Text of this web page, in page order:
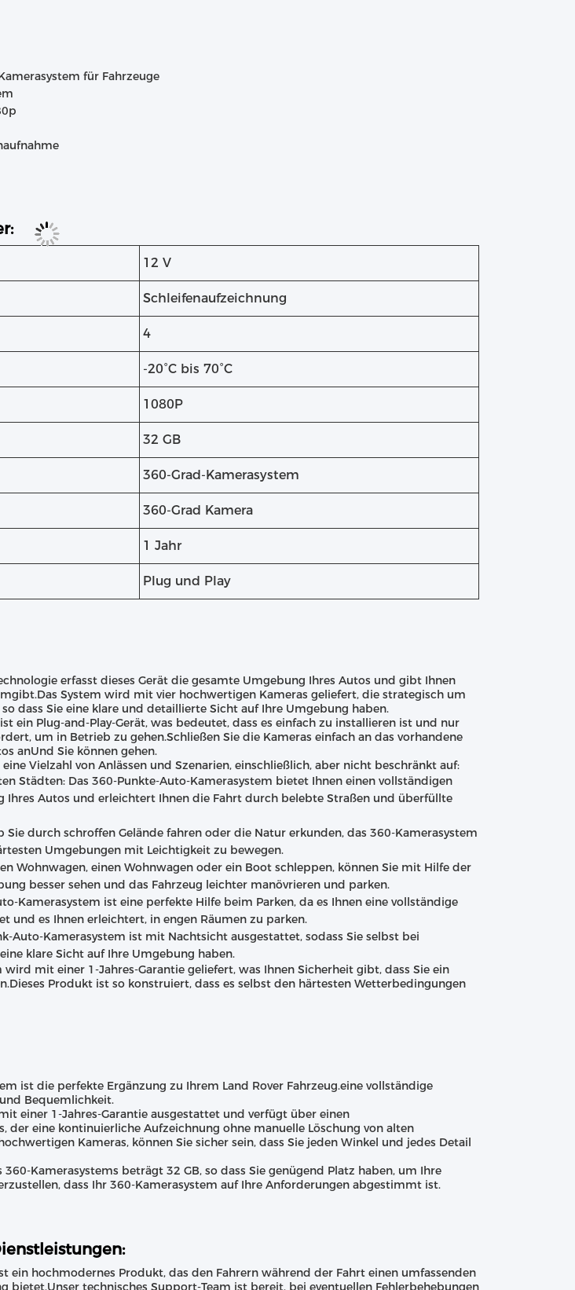
für Fahrzeuge
12 V
Schleifenaufzeichnung
4
-20°C bis 70°C
1080P
32 GB
360-Grad-Kamerasystem
360-Grad Kamera
1 Jahr
Plug und Play
erfasst dieses Gerät die gesamte Umgebung Ihres Autos und gibt Ihnen
System wird mit vier hochwertigen Kameras geliefert, die strategisch um
dass Sie eine klare und detaillierte Sicht auf Ihre Umgebung haben.
ein Plug-and-Play-Gerät, was bedeutet, dass es einfach zu installieren ist und nur
um in Betrieb zu gehen.Schließen Sie die Kameras einfach an das vorhandene
anUnd Sie können gehen.
Vielzahl von Anlässen und Szenarien, einschließlich, aber nicht beschränkt auf:
Städten: Das 360-Punkte-Auto-Kamerasystem bietet Ihnen einen vollständigen
Ihres Autos und erleichtert Ihnen die Fahrt durch belebte Straßen und überfüllte
Sie durch schroffen Gelände fahren oder die Natur erkunden, das 360-Kamerasystem
Umgebungen mit Leichtigkeit zu bewegen.
Wohnwagen, einen Wohnwagen oder ein Boot schleppen, können Sie mit Hilfe der
besser sehen und das Fahrzeug leichter manövrieren und parken.
Kamerasystem ist eine perfekte Hilfe beim Parken, da es Ihnen eine vollständige
und es Ihnen erleichtert, in engen Räumen zu parken.
Auto-Kamerasystem ist mit Nachtsicht ausgestattet, sodass Sie selbst bei
klare Sicht auf Ihre Umgebung haben.
wird mit einer 1-Jahres-Garantie geliefert, was Ihnen Sicherheit gibt, dass Sie ein
Produkt ist so konstruiert, dass es selbst den härtesten Wetterbedingungen
ist die perfekte Ergänzung zu Ihrem Land Rover Fahrzeug.eine vollständige
Bequemlichkeit.
einer 1-Jahres-Garantie ausgestattet und verfügt über einen
der eine kontinuierliche Aufzeichnung ohne manuelle Löschung von alten
Kameras, können Sie sicher sein, dass Sie jeden Winkel und jedes Detail
Kamerasystems beträgt 32 GB, so dass Sie genügend Platz haben, um Ihre
dass Ihr 360-Kamerasystem auf Ihre Anforderungen abgestimmt ist.
ein hochmodernes Produkt, das den Fahrern während der Fahrt einen umfassenden
bietet.Unser technisches Support-Team ist bereit, bei eventuellen Fehlerbehebungen